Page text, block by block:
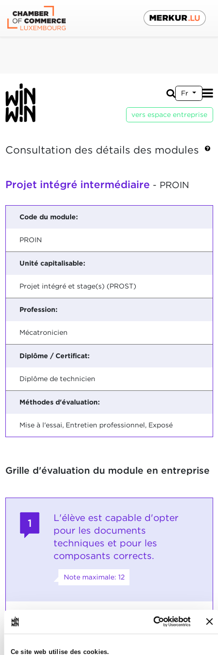
Ce site web utilise des cookies.
Fr
vers espace entreprise
Consultation des détails des modules
Projet intégré intermédiaire - PROIN
Code du module:
PROIN
Unité capitalisable:
Projet intégré et stage(s) (PROST)
Profession:
Mécatronicien
Diplôme / Certificat:
Diplôme de technicien
Méthodes d'évaluation:
Mise à l'essai, Entretien professionnel, Exposé
Grille d'évaluation du module en entreprise
1
L'élève est capable d'opter
pour les documents
techniques et pour les
composants corrects.
Note maximale: 12
L'élève opte pour des documents et
au sujet.